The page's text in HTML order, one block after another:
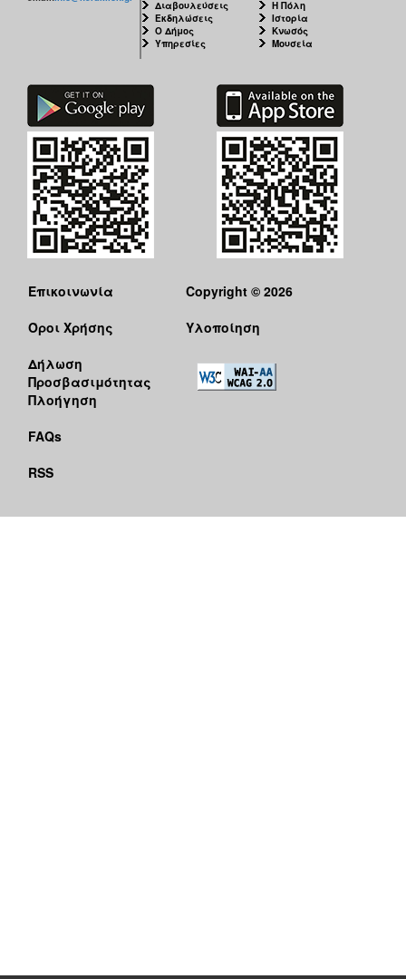
Διαβουλεύσεις
Εκδηλώσεις
Ο Δήμος
Υπηρεσίες
Η Πόλη
Ιστορία
Κνωσός
Μουσεία
Επικοινωνία
Όροι Χρήσης
Δήλωση
Προσβασιμότητας
Πλοήγηση
FAQs
RSS
Copyright © 2026
Υλοποίηση